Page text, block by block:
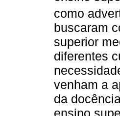
como
buscaram
superior
diferentes
venham a
da
ensino